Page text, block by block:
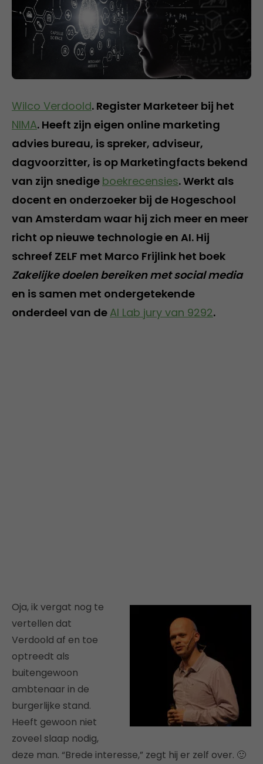
Wilco Verdoold. Register Marketeer bij het
NIMA. Heeft zijn eigen online marketing
advies bureau, is spreker, adviseur,
dagvoorzitter, is op Marketingfacts bekend
van zijn snedige boekrecensies. Werkt als
docent en onderzoeker bij de Hogeschool
van Amsterdam waar hij zich meer en meer
richt op nieuwe technologie en AI. Hij
schreef ZELF met Marco Frijlink het boek
Zakelijke doelen bereiken met social media
en is samen met ondergetekende
onderdeel van de AI Lab jury van 9292.
Oja, ik vergat nog te
vertellen dat
Verdoold af en toe
optreedt als
buitengewoon
ambtenaar in de
burgerlijke stand.
Heeft gewoon niet
zoveel slaap nodig,
deze man. “Brede interesse,” zegt hij er zelf over. 🙂